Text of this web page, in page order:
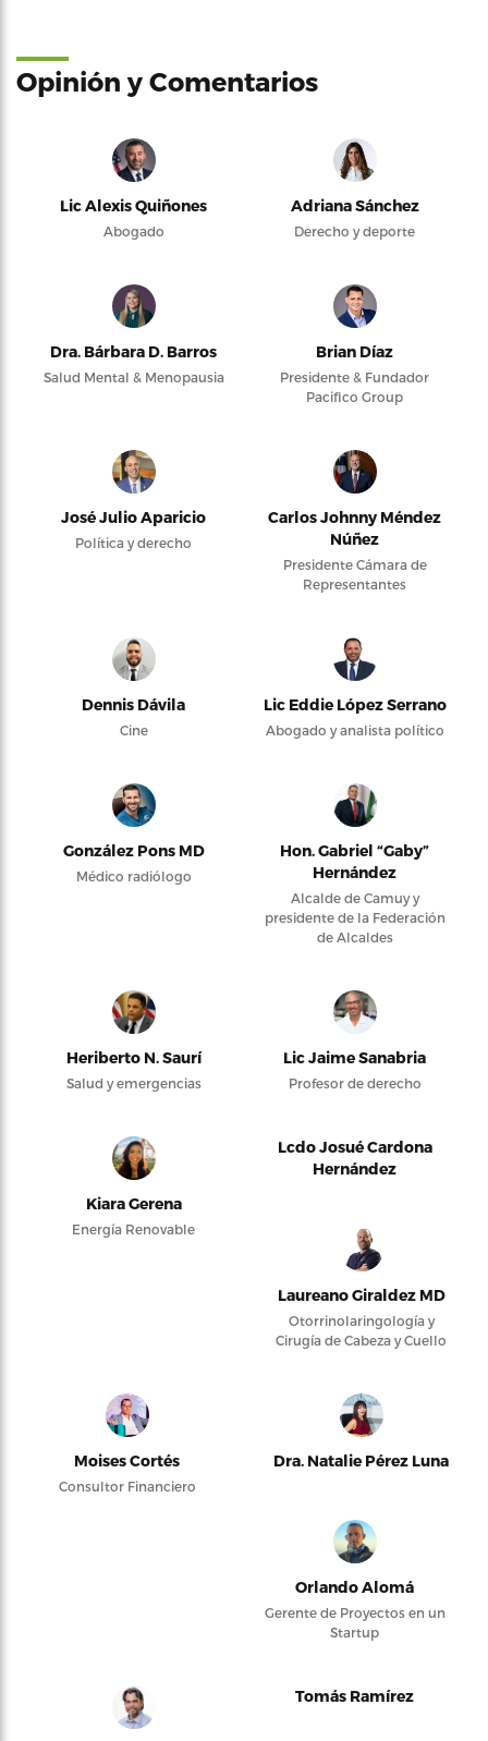
Opinión y Comentarios
Lic Alexis Quiñones
Abogado
Adriana Sánchez
Derecho y deporte
Dra. Bárbara D. Barros
Salud Mental & Menopausia
Brian Díaz
Presidente & Fundador
Pacifico Group
José Julio Aparicio
Política y derecho
Carlos Johnny Méndez
Núñez
Presidente Cámara de
Representantes
Dennis Dávila
Cine
Lic Eddie López Serrano
Abogado y analista político
González Pons MD
Médico radiólogo
Hon. Gabriel “Gaby”
Hernández
Alcalde de Camuy y
presidente de la Federación
de Alcaldes
Heriberto N. Saurí
Salud y emergencias
Lic Jaime Sanabria
Profesor de derecho
Kiara Gerena
Energía Renovable
Lcdo Josué Cardona
Hernández
Laureano Giraldez MD
Otorrinolaringología y
Cirugía de Cabeza y Cuello
Moises Cortés
Consultor Financiero
Dra. Natalie Pérez Luna
Orlando Alomá
Gerente de Proyectos en un
Startup
Tomás Ramírez